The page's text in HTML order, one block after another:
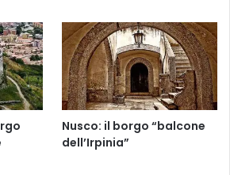
Nusco: il borgo “balcone
dell’Irpinia”